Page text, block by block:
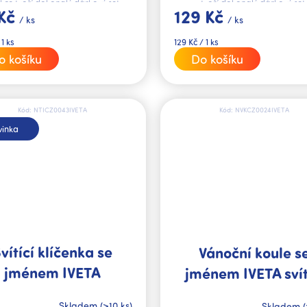
/ ks
ks
košíku
tvoří dokonalý dárkový set.
129 Kč / ks
Měrná
cena:
129 Kč / 1 ks
Do košíku
klíčenka se
jménem IVETA
Kód: NTICZ0043IVETA
Vánoční koule
jménem IVETA
Kód: NVKCZ0024IVETA